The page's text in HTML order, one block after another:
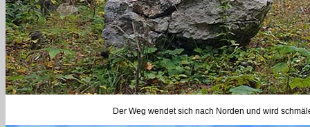
Der Weg wendet sich nach Norden und wird